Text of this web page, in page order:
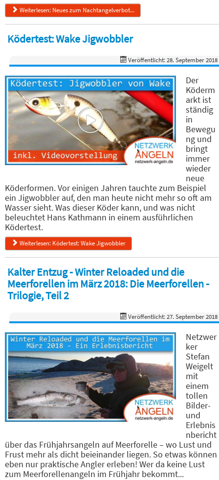
Weiterlesen: Neues zum Nachtangelverbot...
Ködertest: Wake Jigwobbler
Veröffentlicht: 28. September 2018
Der
Köderm
arkt ist
ständig
in
Bewegu
ng und
bringt
immer
wieder
neue
Köderformen. Vor einigen Jahren tauchte zum Beispiel
ein Jigwobbler auf, den man heute nicht mehr so oft am
Wasser sieht. Was dieser Köder kann, und was nicht
beleuchtet Hans Kathmann in einem ausführlichen
Ködertest.
Weiterlesen: Ködertest: Wake Jigwobbler
Kalter Entzug - Winter Reloaded und die
Meerforellen im März 2018: Die Meerforellen -
Trilogie, Teil 2
Veröffentlicht: 27. September 2018
Netzwer
ker
Stefan
Weigelt
mit
einem
tollen
Bilder-
und
Erlebnis
nbericht
über das Frühjahrsangeln auf Meerforelle – wo Lust und
Frust mehr als dicht beieinander liegen. So etwas können
eben nur praktische Angler erleben! Wer da keine Lust
zum Meerforellenangeln im Frühjahr bekommt...